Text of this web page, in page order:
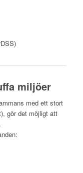
miljöer
med ett stort
gör det möjligt att